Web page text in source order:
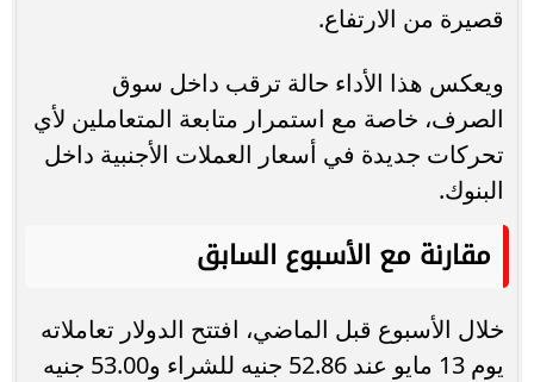
قصيرة من الارتفاع.
ويعكس هذا الأداء حالة ترقب داخل سوق
الصرف، خاصة مع استمرار متابعة المتعاملين لأي
تحركات جديدة في أسعار العملات الأجنبية داخل
البنوك.
مقارنة مع الأسبوع السابق
خلال الأسبوع قبل الماضي، افتتح الدولار تعاملاته
يوم 13 مايو عند 52.86 جنيه للشراء و53.00 جنيه